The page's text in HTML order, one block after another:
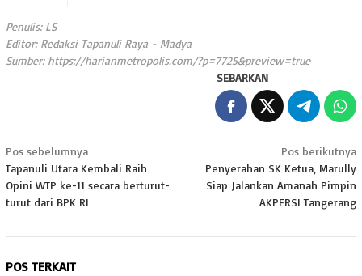
Penulis: LS
Editor: Redaksi Tapanuli Raya - Madya
Sumber: https://harianmetropolis.com/?p=7725&preview=true
SEBARKAN
Navigasi
pos
Pos sebelumnya
Tapanuli Utara Kembali Raih
Opini WTP ke-11 secara berturut-
turut dari BPK RI
Pos berikutnya
Penyerahan SK Ketua, Marully
Siap Jalankan Amanah Pimpin
AKPERSI Tangerang
POS TERKAIT